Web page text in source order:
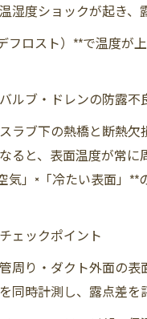
湿度ショックが起き、
フロスト）**で温度が
ルブ・ドレンの防露不
ラブ下の熱橋と断熱欠
ると、表面温度が常に
気」×「冷たい表面」**
ェックポイント
周り・ダクト外面の表
同時計測し、露点差を